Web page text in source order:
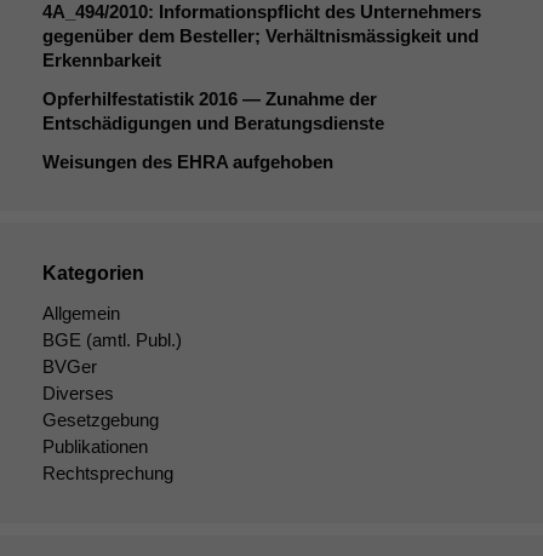
4A_494/2010: Informationspflicht des Unternehmers
gegenüber dem Besteller; Verhältnismässigkeit und
Erkennbarkeit
Opferhilfestatistik 2016 — Zunahme der
Entschädigungen und Beratungsdienste
Weisungen des EHRA aufgehoben
Kategorien
Allgemein
BGE (amtl. Publ.)
BVGer
Diverses
Gesetzgebung
Publikationen
Rechtsprechung
funktionieren.
Marketing
Wir speichern
um interne